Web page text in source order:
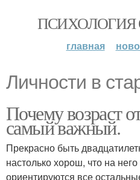
главная
Личности в
Почему возраст
самый важный.
Прекрасно быть
настолько хорош, что на
ориентируются все